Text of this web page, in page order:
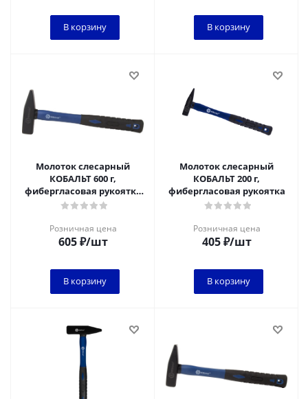
В корзину В корзину
Молоток слесарный
КОБАЛЬТ 600 г,
фибергласовая рукоятка
1/6*
Розничная цена
605₽/шт
В корзину
Молоток слесарный
КОБАЛЬТ 200 г,
фибергласовая рукоятка
Розничная цена
405₽/шт
В корзину